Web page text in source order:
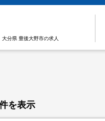
大分県 豊後大野市の求人
を表示